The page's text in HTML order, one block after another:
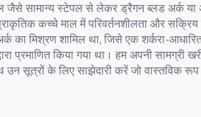
जैसे सामान्य स्टेपल से लेकर ड्रैगन ब्लड अर्क
कच्चे माल में परिवर्तनशीलता और
का मिश्रण शामिल था, जिसे एक शर्करा-
प्रमाणित किया गया था। हम अपनी सामग्री
उन सूत्रों के लिए साझेदारी करें जो वास्तविक